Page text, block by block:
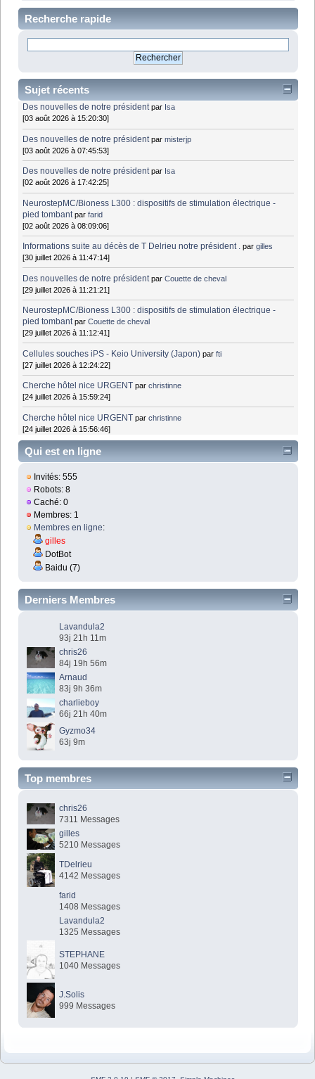
Recherche rapide
Sujet récents
Des nouvelles de notre président par Isa
[03 août 2026 à 15:20:30]
Des nouvelles de notre président parmisterjp
[03 août 2026 à 07:45:53]
Des nouvelles de notre président par Isa
[02 août 2026 à 17:42:25]
NeurostepMC/Bioness L300 : dispositifs de stimulation électrique -
pied tombant parfarid
[02 août 2026 à 08:09:06]
Informations suite au décès de T Delrieu notre président . pargilles
[30 juillet 2026 à 11:47:14]
Des nouvelles de notre président parCouette de cheval
[29 juillet 2026 à 11:21:21]
NeurostepMC/Bioness L300 : dispositifs de stimulation électrique -
pied tombant parCouette de cheval
[29 juillet 2026 à 11:12:41]
Cellules souches iPS - Keio University (Japon) parfti
[27 juillet 2026 à 12:24:22]
Cherche hôtel nice URGENT parchristinne
[24 juillet 2026 à 15:59:24]
Cherche hôtel nice URGENT parchristinne
[24 juillet 2026 à 15:56:46]
Qui est en ligne
Invités: 555
Robots: 8
Caché: 0
Membres: 1
Membres en ligne:
gilles
DotBot
Baidu (7)
Derniers Membres
Lavandula2
93j 21h 11m
chris26
84j 19h 56m
Arnaud
83j 9h 36m
charlieboy
66j 21h 40m
Gyzmo34
63j 9m
Top membres
chris26
7311 Messages
gilles
5210 Messages
TDelrieu
4142 Messages
farid
1408 Messages
Lavandula2
1325 Messages
STEPHANE
1040 Messages
J.Solis
999 Messages